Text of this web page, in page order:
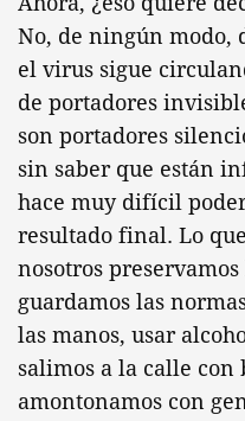
No, de ningún modo,
el virus sigue
de portadores
son portadores
sin saber que están
hace muy difícil
resultado final. Lo
nosotros
guardamos las
las manos, usar
salimos a la calle con
amontonamos con